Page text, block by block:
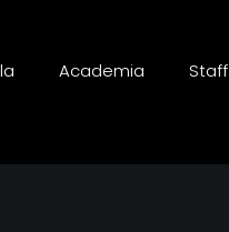
Academia Staff